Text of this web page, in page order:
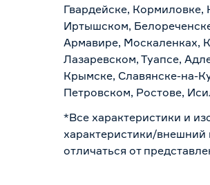
Гвардейске,
Иртышском,
Армавире, Москаленках,
Лазаревском, Туапсе,
Крымске, Славянске-на-
Петровском, Ростове,
*Все характеристики и
характеристики/внешний
отличаться от